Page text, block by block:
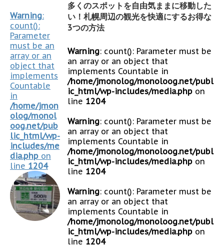
Warning:
count():
Parameter
must be an
array or an
object that
implements
Countable
in
/home/jmon
olog/monol
oog.net/pub
lic_html/wp-
includes/me
dia.php on
line 1204
多くのスポットを自由気ままに移動した
い！札幌周辺の観光を快適にするお得な
3つの方法
Warning: count(): Parameter must be
an array or an object that
implements Countable in
/home/jmonolog/monoloog.net/publ
ic_html/wp-includes/media.php on
line 1204
Warning: count(): Parameter must be
an array or an object that
implements Countable in
/home/jmonolog/monoloog.net/publ
ic_html/wp-includes/media.php on
line 1204
Warning: count(): Parameter must be
an array or an object that
implements Countable in
/home/jmonolog/monoloog.net/publ
ic_html/wp-includes/media.php on
line 1204